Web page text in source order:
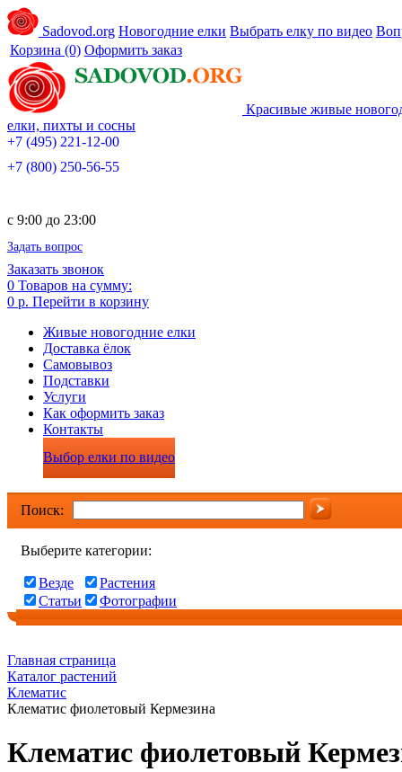
Sadovod.org Новогодние елки Выбрать елку по видео
Корзина (0) Оформить заказ
Красивые живые
елки, пихты и сосны
+7 (495) 221-12-00
+7 (800) 250-56-55
c 9:00 до 23:00
Задать вопрос
Заказать звонок
0 Товаров на сумму:
0 р. Перейти в корзину
Живые новогодние елки
Доставка ёлок
Самовывоз
Подставки
Услуги
Как оформить заказ
Контакты
Выбор елки по видео
Поиск:
Выберите категории:
Везде
Растения
Статьи
Фотографии
Главная страница
Каталог растений
Клематис
Клематис фиолетовый Кермезина
Клематис фиолетовый